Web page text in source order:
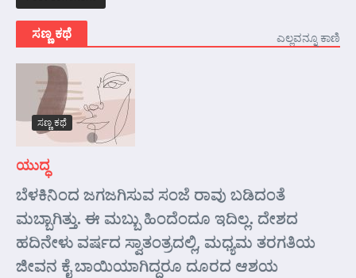
ಸಣ್ಣ ಕಥೆ ಎಲ್ಲವನ್ನೂ ಕಾಣಿ
ಸಣ್ಣ ಕಥೆ
ಯುದ್ಧ
ಬೆಳಕಿನಿಂದ ಜಗಜಗಿಸುವ ಸಂಜೆ ರಾವು ಬಡಿದಂತೆ
ಮಬ್ಬಾಗಿತ್ತು. ಈ ಮಬ್ಬು ಹಿಂದೆಂದೂ ಇದಿಲ್ಲ. ದೇಶದ
ಹದಿನೇಳು ವರ್ಷದ ಸ್ವಾತಂತ್ರದಲ್ಲಿ, ಮಧ್ಯಮ ತರಗತಿಯ
ಜೀವನ ಕೈ ಬಾಯಿಯಾಗಿದ್ದರೂ ದೂರದ ಆಶಯ